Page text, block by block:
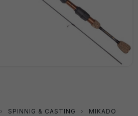
› SPINNIG & CASTING › MIKADO